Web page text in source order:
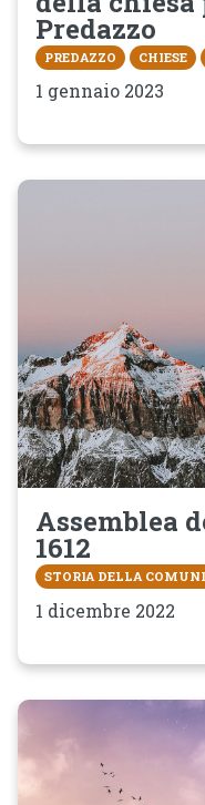
Predazzo
PREDAZZO CHIESE
1 gennaio 2023
Assemblea
1612
STORIA DELLA
1 dicembre 2022